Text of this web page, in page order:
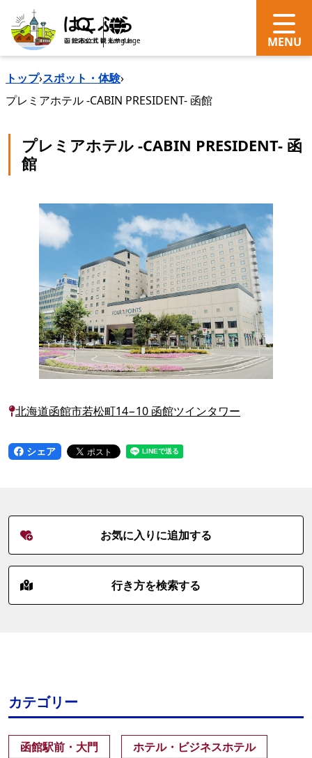
search Language
トップ›スポット・体験›
プレミアホテル -CABIN PRESIDENT- 函館
プレミアホテル -CABIN PRESIDENT- 函
館
北海道函館市若松町14−10 函館ツインタワー
シェア
お気に入りに追加する
行き方を検索する
カテゴリー
函館駅前・大門 ホテル・ビジネスホテル